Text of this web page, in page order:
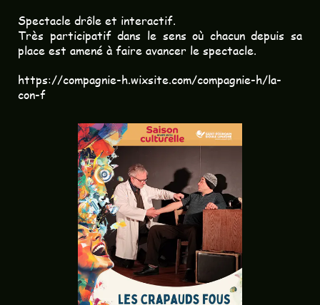
Spectacle drôle et interactif.
Très participatif dans le sens où chacun depuis sa
place est amené à faire avancer le spectacle.
https://compagnie-h.wixsite.com/compagnie-h/la-
con-f